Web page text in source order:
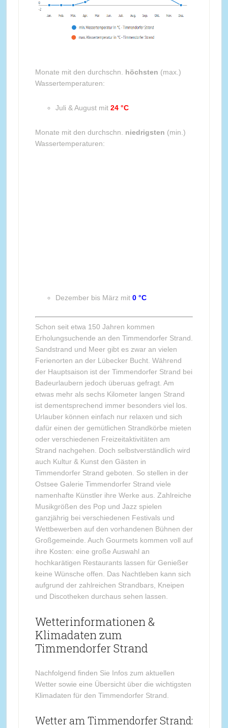
Monate mit den durchschn. höchsten (max.)
Wassertemperaturen:
Juli & August mit 24 °C
Monate mit den durchschn. niedrigsten (min.)
Wassertemperaturen:
Dezember bis März mit 0 °C
Schon seit etwa 150 Jahren kommen
Erholungsuchende an den Timmendorfer Strand.
Sandstrand und Meer gibt es zwar an vielen
Ferienorten an der Lübecker Bucht. Während
der Hauptsaison ist der Timmendorfer Strand bei
Badeurlaubern jedoch überuas gefragt. Am
etwas mehr als sechs Kilometer langen Strand
ist dementsprechend immer besonders viel los.
Urlauber können einfach nur relaxen und sich
dafür einen der gemütlichen Strandkörbe mieten
oder verschiedenen Freizeitaktivitäten am
Strand nachgehen. Doch selbstverständlich wird
auch Kultur & Kunst den Gästen in
Timmendorfer Strand geboten. So stellen in der
Ostsee Galerie Timmendorfer Strand viele
namenhafte Künstler ihre Werke aus. Zahlreiche
Musikgrößen des Pop und Jazz spielen
ganzjährig bei verschiedenen Festivals und
Wettbewerben auf den vorhandenen Bühnen der
Großgemeinde. Auch Gourmets kommen voll auf
ihre Kosten: eine große Auswahl an
hochkarätigen Restaurants lassen für Genießer
keine Wünsche offen. Das Nachtleben kann sich
aufgrund der zahlreichen Strandbars, Kneipen
und Discotheken durchaus sehen lassen.
Wetterinformationen &
Klimadaten zum
Timmendorfer Strand
Nachfolgend finden Sie Infos zum aktuellen
Wetter sowie eine Übersicht über die wichtigsten
Klimadaten für den Timmendorfer Strand.
Wetter am Timmendorfer Strand: